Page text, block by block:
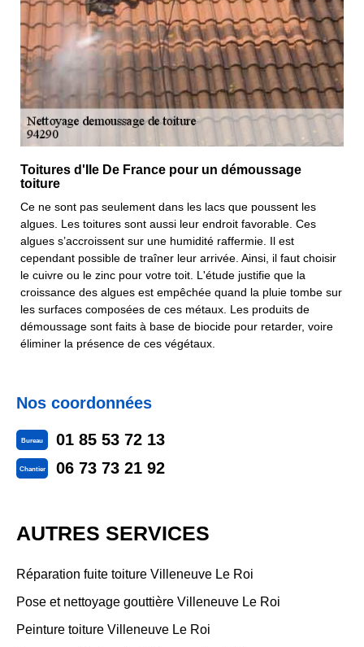
Toitures d'Ile De France pour un démoussage
toiture
Ce ne sont pas seulement dans les lacs que poussent les
algues. Les toitures sont aussi leur endroit favorable. Ces
algues s’accroissent sur une humidité raffermie. Il est
cependant possible de traîner leur arrivée. Ainsi, il faut choisir
le cuivre ou le zinc pour votre toit. L'étude justifie que la
croissance des algues est empêchée quand la pluie tombe sur
les surfaces composées de ces métaux. Les produits de
démoussage sont faits à base de biocide pour retarder, voire
éliminer la présence de ces végétaux.
Nos coordonnées
Bureau 01 85 53 72 13
Chantier 06 73 73 21 92
AUTRES SERVICES
Réparation fuite toiture Villeneuve Le Roi
Pose et nettoyage gouttière Villeneuve Le Roi
Peinture toiture Villeneuve Le Roi